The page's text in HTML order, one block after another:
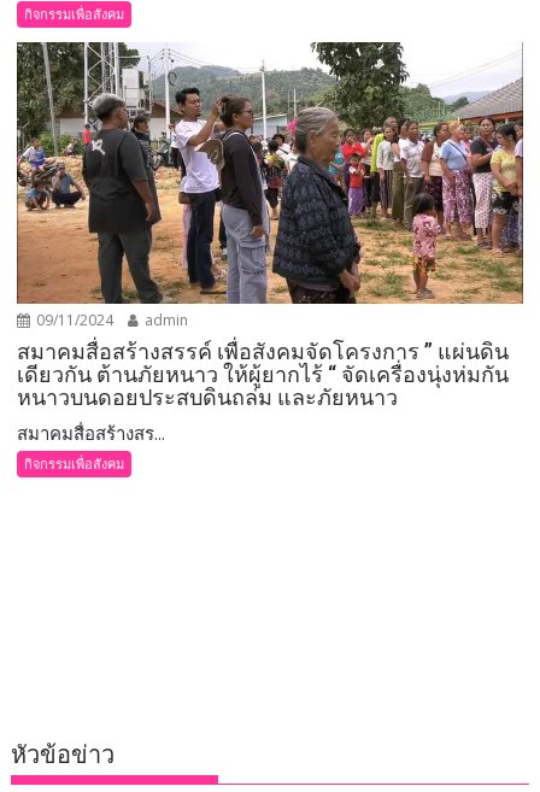
กิจกรรมเพื่อสังคม
09/11/2024 admin
สมาคมสื่อสร้างสรรค์ เพื่อสังคมจัดโครงการ ” แผ่นดิน
เดียวกัน ต้านภัยหนาว ให้ผู้ยากไร้ “ จัดเครื่องนุ่งห่มกัน
หนาวบนดอยประสบดินถล่ม และภัยหนาว
สมาคมสื่อสร้างสร...
กิจกรรมเพื่อสังคม
หัวข้อข่าว